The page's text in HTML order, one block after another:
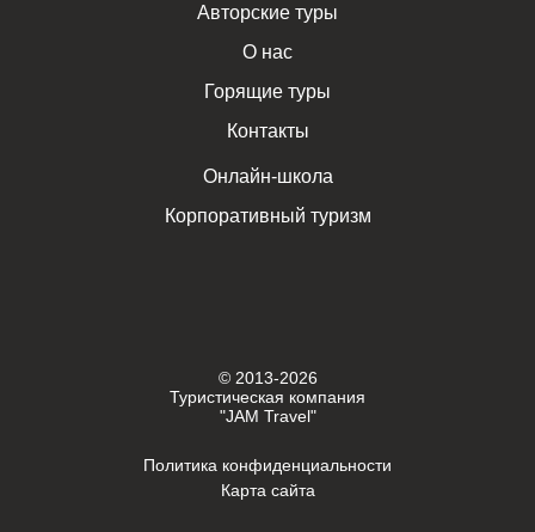
© 2013-2026
Туристическая компания
"JAM Travel"
Политика конфиденциальности
Карта сайта
Авторские туры
О нас
Горящие туры
Контакты
Онлайн-школа
Корпоративный туризм